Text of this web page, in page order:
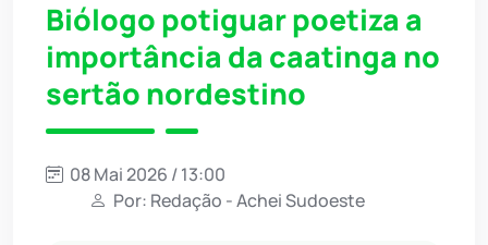
Biólogo potiguar poetiza a
importância da caatinga no
sertão nordestino
08 Mai 2026 / 13:00
Por: Redação - Achei Sudoeste